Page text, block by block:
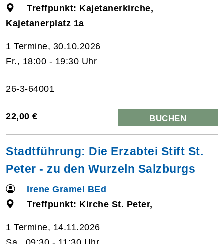
Treffpunkt: Kajetanerkirche,
Kajetanerplatz 1a
1 Termine, 30.10.2026
Fr., 18:00 - 19:30 Uhr
26-3-64001
22,00 € BUCHEN
Stadtführung: Die Erzabtei Stift St.
Peter - zu den Wurzeln Salzburgs
Irene Gramel BEd
Treffpunkt: Kirche St. Peter,
1 Termine, 14.11.2026
Sa., 09:30 - 11:30 Uhr